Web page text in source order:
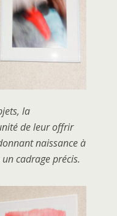
la
de leur offrir
naissance à
cadrage précis.